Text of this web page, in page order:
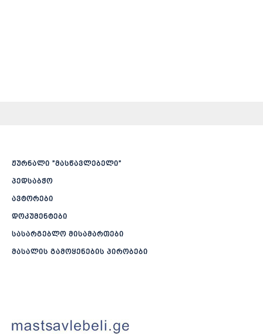
ჟურნალი ”მასწავლებელი”
პედსაბჭო
ავტორები
დოკუმენტები
სასარგებლო მისამართები
მასალის გამოყენების პირობები